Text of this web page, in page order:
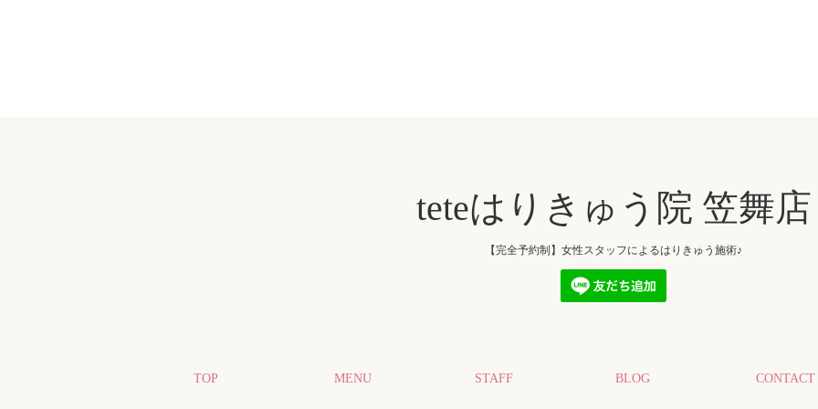
teteはりきゅう院 笠舞店
【完全予約制】女性スタッフによるはりきゅう施術♪
TOP MENU STAFF BLOG CONTACT